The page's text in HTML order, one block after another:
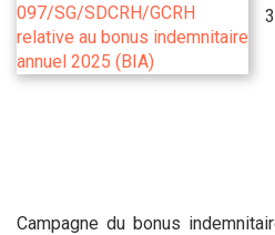
Campagne du bonus